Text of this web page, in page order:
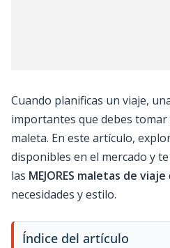
Cuando planificas un viaje,
importantes que debes tomar
maleta. En este artículo,
disponibles en el mercado y
las MEJORES maletas de viaje
necesidades y estilo.
Índice del artículo